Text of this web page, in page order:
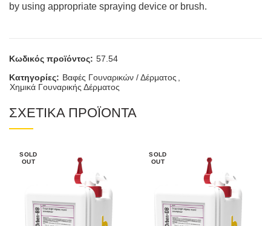
by using appropriate spraying device or brush.
Κωδικός προϊόντος: 57.54
Κατηγορίες: Βαφές Γουναρικών / Δέρματος
Χημικά Γουναρικής Δέρματος
ΣΧΕΤΙΚΑ ΠΡΟΪΟΝΤΑ
SOLD
OUT
SOLD
OUT